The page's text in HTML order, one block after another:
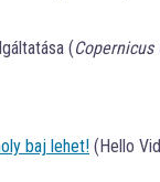
(Copernicus
baj lehet! (Hello